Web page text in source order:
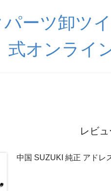
ーツ卸ツ
式オンライ
レビ
中国 SUZUKI 純正 アドレ